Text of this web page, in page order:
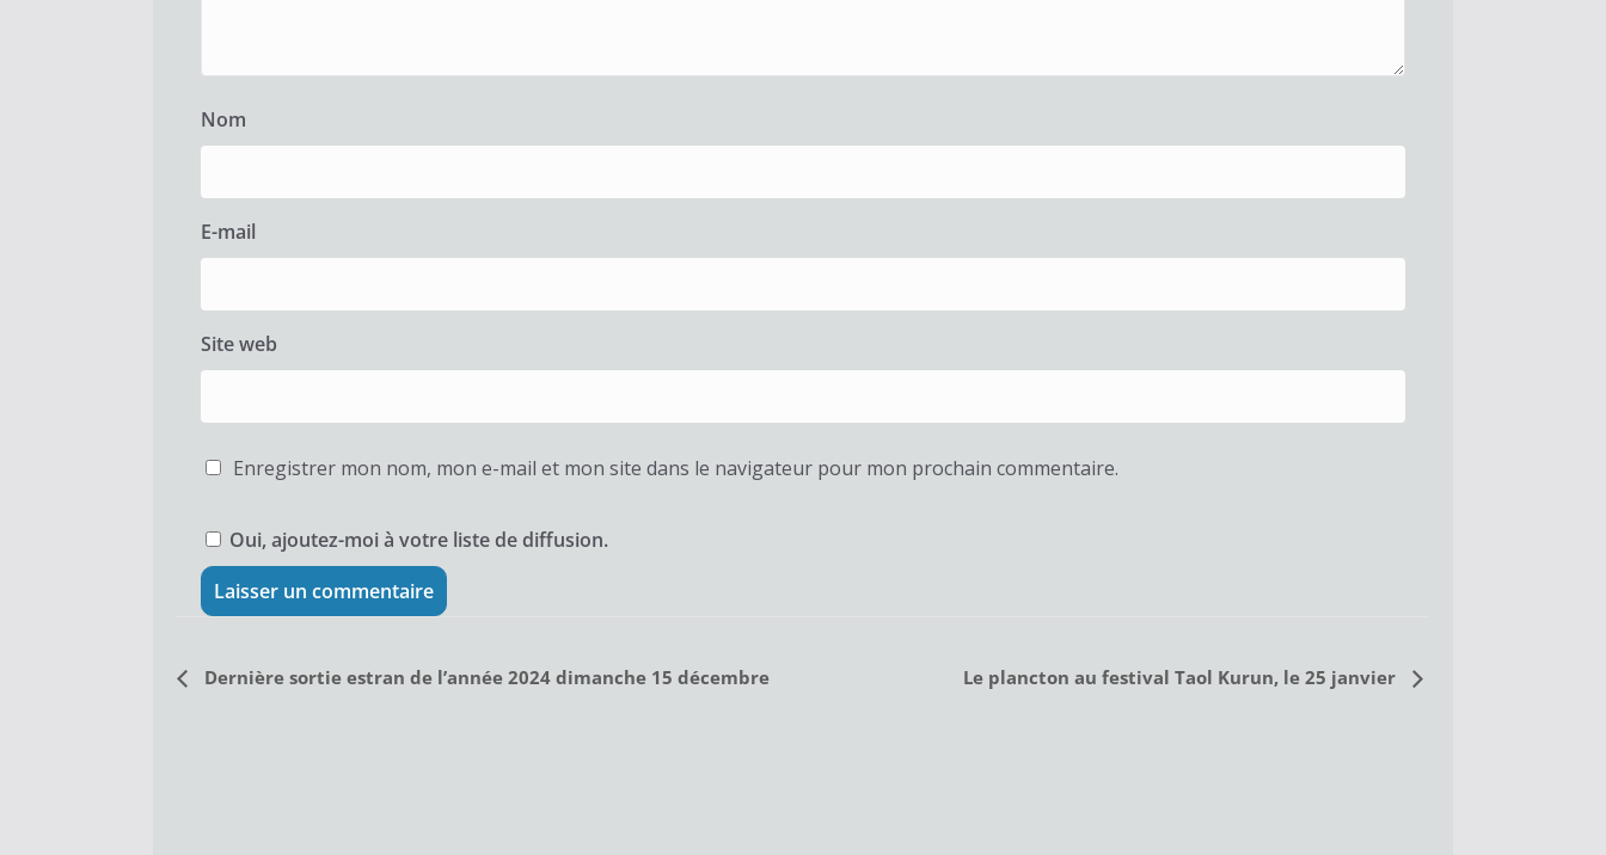
Nom
E-mail
Site web
Enregistrer mon nom, mon e-mail et mon site dans le navigateur pour mon prochain commentaire.
Oui, ajoutez-moi à votre liste de diffusion.
N
Dernière sortie estran de l’année 2024 dimanche 15 décembre Le plancton au festival Taol Kurun, le 25 janvier